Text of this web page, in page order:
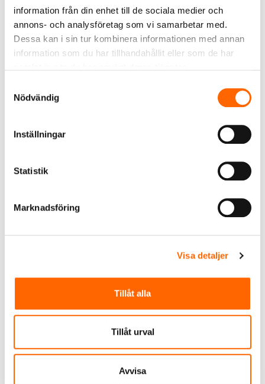
information från din enhet till de sociala medier och
annons- och analysföretag som vi samarbetar med.
Dessa kan i sin tur kombinera informationen med annan
information som du har tillhandahållit eller som de har
Nödvändig
Inställningar
Statistik
Marknadsföring
Visa detaljer
Tillåt alla
Tillåt urval
Avvisa
Viktiga länkar
RSK-DATABASEN (PUBLIK)